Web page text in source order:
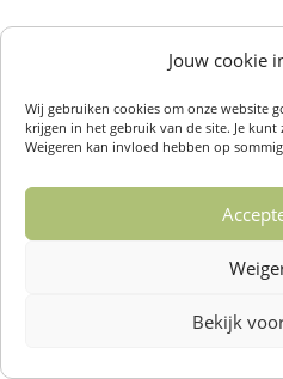
Jouw cookie
Wij gebruiken cookies om onze website
krijgen in het gebruik van de site. Je
Weigeren kan invloed hebben op
Bekijk